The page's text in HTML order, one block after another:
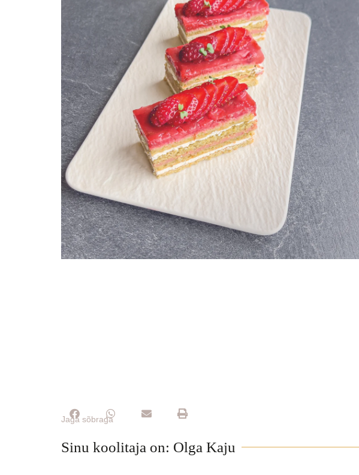
Jaga sõbraga
Sinu koolitaja on: Olga Kaju